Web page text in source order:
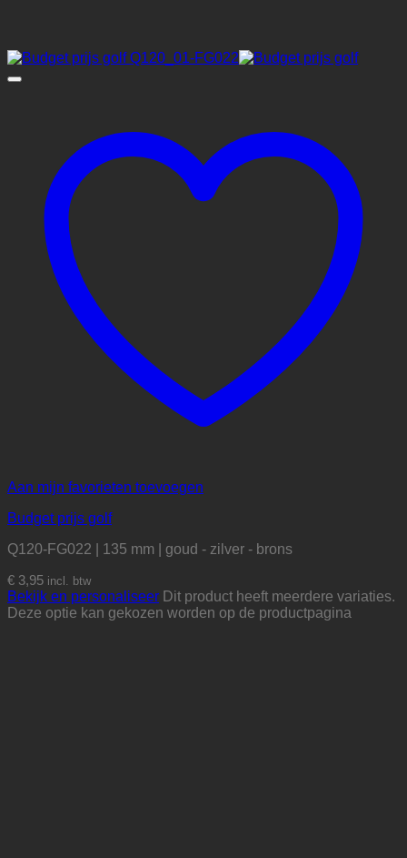
Aan mijn favorieten toevoegen
Budget prijs golf
Q120-FG022 | 135 mm | goud - zilver - brons
€ 3,95 incl. btw
Bekijk en personaliseer Dit product heeft meerdere variaties.
Deze optie kan gekozen worden op de productpagina